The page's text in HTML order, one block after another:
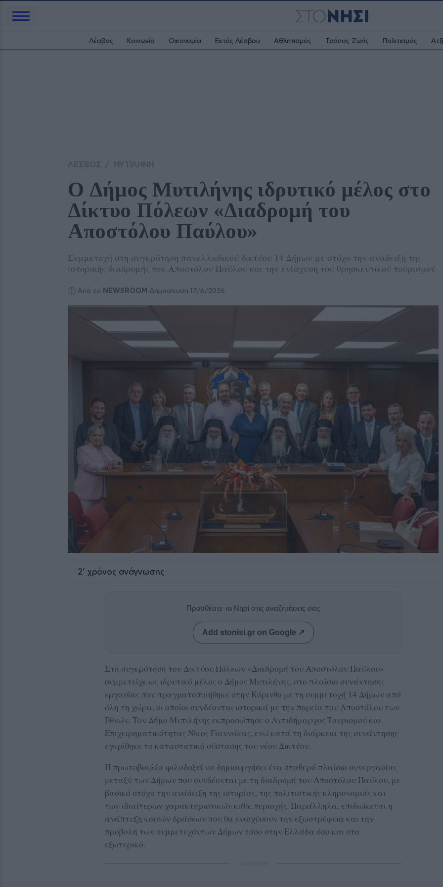
Λέσβος Κοινωνία Οικονομία Εκτός Λέσβου Αθλητισμός Τρόπος Ζωής Πολιτισμός
Ο Δήμος Μυτιλήνης ιδρυτικό μέλος στο
Δίκτυο Πόλεων «Διαδρομή του
Αποστόλου Παύλου»
Συμμετοχή στη συγκρότηση πανελλαδικού δικτύου 14 Δήμων με στόχο την ανάδειξη της
ιστορικής διαδρομής του Αποστόλου Παύλου και την ενίσχυση του θρησκευτικού τουρισμού
Από το NEWSROOM Δημοσίευση 17/6/2026
2' χρόνος ανάγνωσης
Προσθέστε το Νησί στις αναζητήσεις σας
Add stonisi.gr on Google ↗
Στη συγκρότηση του Δικτύου Πόλεων «Διαδρομή του Αποστόλου Παύλου»
συμμετείχε ως ιδρυτικό μέλος ο Δήμος Μυτιλήνης, στο πλαίσιο συνάντησης
εργασίας που πραγματοποιήθηκε στην Κόρινθο με τη συμμετοχή 14 Δήμων από
όλη τη χώρα, οι οποίοι συνδέονται ιστορικά με την πορεία του Αποστόλου των
Εθνών. Τον Δήμο Μυτιλήνης εκπροσώπησε ο Αντιδήμαρχος Τουρισμού και
Επιχειρηματικότητας Νίκος Γιαννάκας, ενώ κατά τη διάρκεια της συνάντησης
εγκρίθηκε το καταστατικό σύστασης του νέου Δικτύου.
Η πρωτοβουλία φιλοδοξεί να δημιουργήσει ένα σταθερό πλαίσιο συνεργασίας
μεταξύ των Δήμων που συνδέονται με τη διαδρομή του Αποστόλου Παύλου, με
βασικό στόχο την ανάδειξη της ιστορίας, της πολιτιστικής κληρονομιάς και
των ιδιαίτερων χαρακτηριστικών κάθε περιοχής. Παράλληλα, επιδιώκεται η
ανάπτυξη κοινών δράσεων που θα ενισχύσουν την εξωστρέφεια και την
προβολή των συμμετεχόντων Δήμων τόσο στην Ελλάδα όσο και στο
εξωτερικό.